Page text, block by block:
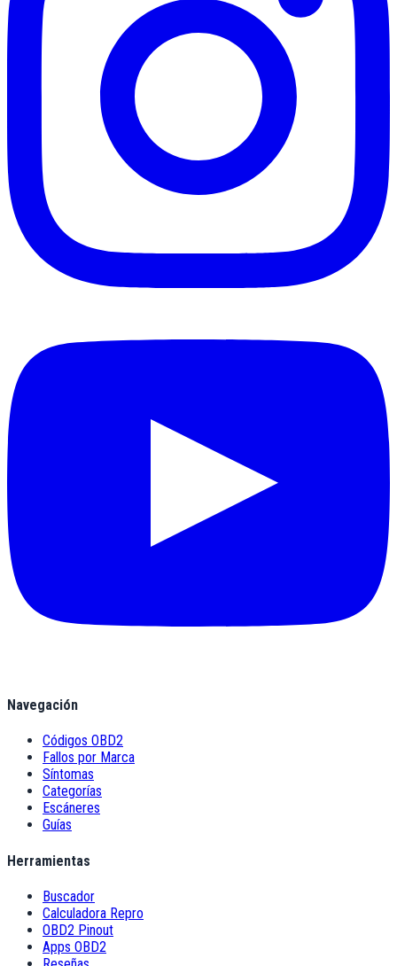
Navegación
Códigos OBD2
Fallos por Marca
Síntomas
Categorías
Escáneres
Guías
Herramientas
Buscador
Calculadora Repro
OBD2 Pinout
Apps OBD2